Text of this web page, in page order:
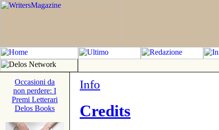
Occasioni da
non perdere: I
Premi Letterari
Delos Books
Info
Credits